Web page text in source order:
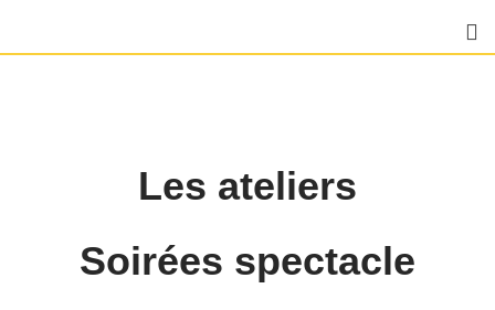
Les ateliers
Soirées spectacle